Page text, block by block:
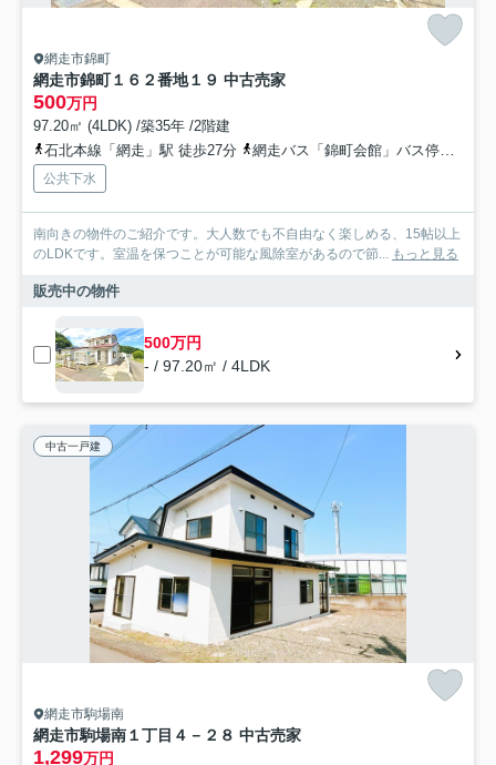
網走市錦町
網走市錦町１６２番地１９ 中古売家
500万円
97.20㎡ (4LDK) /築35年 /2階建
石北本線「網走」駅 徒歩27分
網走バス「錦町会館」バス停下車 徒歩3分
公共下水
南向きの物件のご紹介です。大人数でも不自由なく楽しめる、15帖以上
のLDKです。室温を保つことが可能な風除室があるので節... もっと見る
販売中の物件
500万円
- / 97.20㎡ / 4LDK
中古一戸建
網走市駒場南
網走市駒場南１丁目４－２８ 中古売家
1,299万円